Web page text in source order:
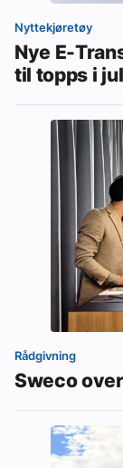
Nyttekjøretøy
Nye E-
til topps i
Rådgivning
Sweco